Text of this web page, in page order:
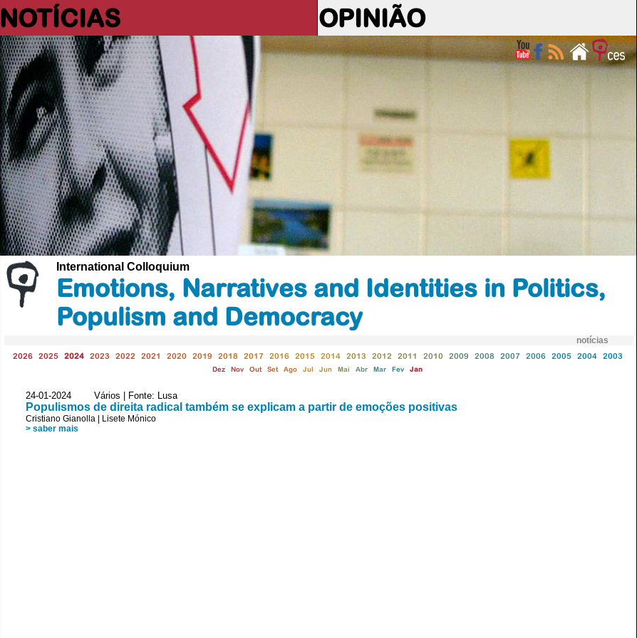
NOTÍCIAS OPINIÃO
International Colloquium
Emotions, Narratives and Identities in Politics,
Populism and Democracy
notícias
2026 2025 2024 2023 2022 2021 2020 2019 2018 2017 2016 2015 2014 2013 2012 2011 2010 2009 2008 2007 2006 2005 2004 2003
Dez Nov Out Set Ago Jul Jun Mai Abr Mar Fev Jan
24-01-2024 Vários | Fonte: Lusa
Populismos de direita radical também se explicam a partir de emoções positivas
Cristiano Gianolla
Lisete Mónico
> saber mais